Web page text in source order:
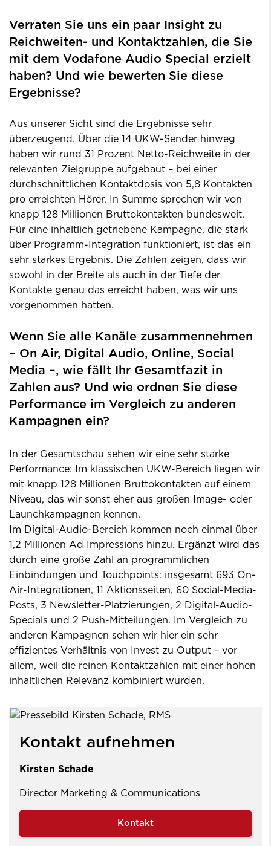
Verraten Sie uns ein paar Insight zu
Reichweiten- und Kontaktzahlen, die Sie
mit dem Vodafone Audio Special erzielt
haben? Und wie bewerten Sie diese
Ergebnisse?
Aus unserer Sicht sind die Ergebnisse sehr
überzeugend. Über die 14 UKW-Sender hinweg
haben wir rund 31 Prozent Netto-Reichweite in der
relevanten Zielgruppe aufgebaut – bei einer
durchschnittlichen Kontaktdosis von 5,8 Kontakten
pro erreichten Hörer. In Summe sprechen wir von
knapp 128 Millionen Bruttokontakten bundesweit.
Für eine inhaltlich getriebene Kampagne, die stark
über Programm-Integration funktioniert, ist das ein
sehr starkes Ergebnis. Die Zahlen zeigen, dass wir
sowohl in der Breite als auch in der Tiefe der
Kontakte genau das erreicht haben, was wir uns
vorgenommen hatten.
Wenn Sie alle Kanäle zusammennehmen
– On Air, Digital Audio, Online, Social
Media –, wie fällt Ihr Gesamtfazit in
Zahlen aus? Und wie ordnen Sie diese
Performance im Vergleich zu anderen
Kampagnen ein?
In der Gesamtschau sehen wir eine sehr starke
Performance: Im klassischen UKW-Bereich liegen wir
mit knapp 128 Millionen Bruttokontakten auf einem
Niveau, das wir sonst eher aus großen Image- oder
Launchkampagnen kennen.
Im Digital-Audio-Bereich kommen noch einmal über
1,2 Millionen Ad Impressions hinzu. Ergänzt wird das
durch eine große Zahl an programmlichen
Einbindungen und Touchpoints: insgesamt 693 On-
Air-Integrationen, 11 Aktionsseiten, 60 Social-Media-
Posts, 3 Newsletter-Platzierungen, 2 Digital-Audio-
Specials und 2 Push-Mitteilungen. Im Vergleich zu
anderen Kampagnen sehen wir hier ein sehr
effizientes Verhältnis von Invest zu Output – vor
allem, weil die reinen Kontaktzahlen mit einer hohen
inhaltlichen Relevanz kombiniert wurden.
Kontakt aufnehmen
Kirsten Schade
Director Marketing & Communications
Kontakt